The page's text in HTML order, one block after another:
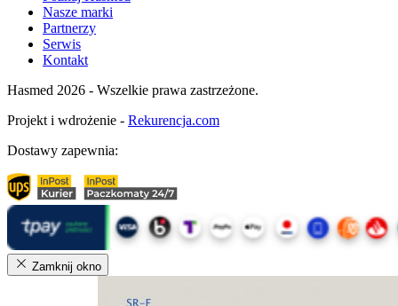
Nasze marki
Partnerzy
Serwis
Kontakt
Hasmed 2026 - Wszelkie prawa zastrzeżone.
Projekt i wdrożenie - Rekurencja.com
Dostawy zapewnia:
Zamknij okno